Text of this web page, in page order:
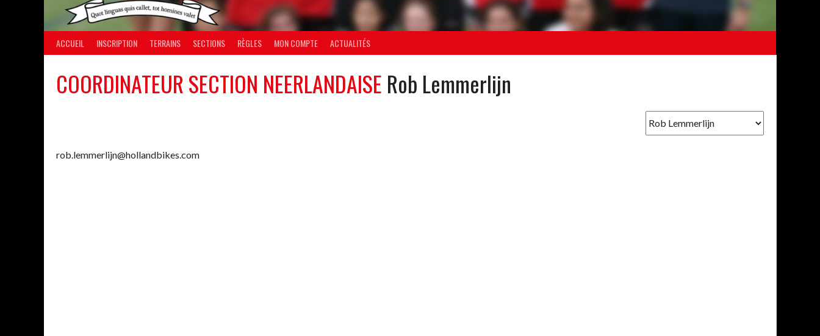
ACCUEIL INSCRIPTION TERRAINS SECTIONS RÈGLES MON COMPTE ACTUALITÉS
COORDINATEUR SECTION NEERLANDAISE Rob Lemmerlijn
rob.lemmerlijn@hollandbikes.com